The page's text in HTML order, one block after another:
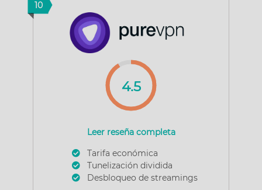
10
4.5
Leer reseña completa
Tarifa económica
Tunelización dividida
Desbloqueo de streamings